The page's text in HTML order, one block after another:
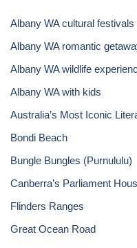
Albany WA cultural festivals
Albany WA romantic
Albany WA wildlife
Albany WA with kids
Australia’s Most Iconic
Bondi Beach
Bungle Bungles (Purnululu)
Canberra’s Parliament
Flinders Ranges
Great Ocean Road